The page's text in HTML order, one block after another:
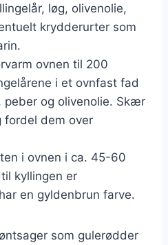
løg, olivenolie,
krydderurter som
ovnen til 200
i et ovnfast fad
peber og olivenolie. Skær
fordel dem over
i ovnen i ca. 45-60
kyllingen er
en gyldenbrun farve.
som gulerødder